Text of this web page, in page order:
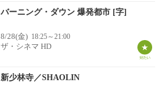
バーニング・ダウン 爆発都市 [字]
8/28(金) 18:25～21:00
ザ・シネマ HD
新少林寺／SHAOLIN